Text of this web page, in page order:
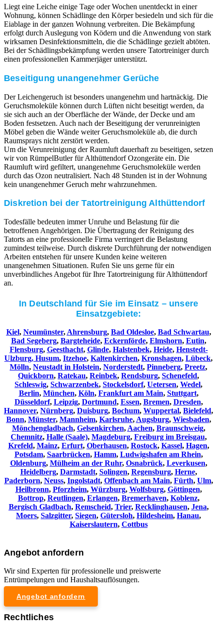
Liegt eine Leiche einige Tage oder Wochen unentdeckt in einer
Wohnung, können Schädlinge den Körper besiedeln und sich für die
Eiablage in der ganzen Wohnung verbreiten. Die Bekämpfung
erfolgt durch Auslegung von Ködern und die Anwendung von stark
wirksamen Desinfektionsmitteln, die die Schädlinge gezielt abtöten.
Bei der Schädlingsbekämpfung werden unsere Tatortreiniger durch
einen professionellen Kammerjäger unterstützt.
Beseitigung unangenehmer Gerüche
Der Leichengeruch ist besonders unangenehm und hartnäckig. Die
Geruchsmoleküle können durch Lüften nicht beseitigt werden, da
sie sich auch an der Oberfläche der Wände, der Decke und am
Boden festsetzen. Auch nach der Beseitigung der verunreinigten
Möbel geben die Wände weiter Geruchsmoleküle ab, die durch
Raumsprays nicht zerstört werden.
Um die Verunreinigung der Raumluft dauerhaft zu beseitigen, setzen
wir von RümpelButler für Althüttendorf Ozongeräte ein. Die
Raumluft wird gefiltert, unangenehme Geruchsmoleküle werden
durch das Ozon neutralisiert. Nach 48 Stunden ist in der Wohnung
kein unangenehmer Geruch mehr wahrzunehmen.
Diskretion bei der Tatortreinigung Althüttendorf
Todesfälle bedeuten immer Unruhe und Belastung für die
betroffenen Angehörigen. Die Übertragung der Reinigung des
Tatorts an eine professionelle Firma verringert die Belastung
zumindest teilweise. Durch diskrete Durchführung der notwendigen
Arbeiten entstehen für unsere Kunden keine weiteren
unangenehmen Situationen. Rufen Sie uns gerne für ein
unverbindliches Angebot für Ihre Tatortreinigung für Althüttendorf
an.
In Deutschland für Sie im Einsatz – unsere
Einsatzgebiete:
Kiel, Neumünster, Ahrensburg, Bad Oldesloe, Bad Schwartau,
Bad Segeberg, Bargteheide, Eckernförde, Elmshorn, Eutin,
Flensburg, Geesthacht, Glinde, Halstenbek, Heide, Henstedt-
Ulzburg, Husum, Itzehoe, Kaltenkirchen, Kronshagen, Lübeck,
Mölln, Neustadt in Holstein, Norderstedt, Pinneberg, Preetz,
Quickborn, Ratekau, Reinbek, Rendsburg, Schenefeld,
Schleswig, Schwarzenbek, Stockelsdorf, Uetersen, Wedel,
Berlin, München, Köln, Frankfurt am Main, Stuttgart,
Düsseldorf, Leipzig, Dortmund, Essen, Bremen, Dresden,
Hannover, Nürnberg, Duisburg, Bochum, Wuppertal, Bielefeld,
Bonn, Münster, Mannheim, Karlsruhe, Augsburg, Wiesbaden,
Mönchengladbach, Gelsenkirchen, Aachen, Braunschweig,
Chemnitz⁠, Halle (Saale), Magdeburg, Freiburg im Breisgau,
Krefeld, Mainz, Erfurt, Oberhausen, Rostock, Kassel, Hagen,
Potsdam, Saarbrücken, Hamm, Ludwigshafen am Rhein,
Oldenburg, Mülheim an der Ruhr, Osnabrück, Leverkusen,
Heidelberg, Darmstadt, Solingen, Regensburg, Herne,
Paderborn, Neuss, Ingolstadt, Offenbach am Main, Fürth, Ulm,
Heilbronn, Pforzheim, Würzburg, Wolfsburg, Göttingen,
Bottrop, Reutlingen, Erlangen, Bremerhaven, Koblenz,
Bergisch Gladbach, Remscheid, Trier, Recklinghausen, Jena,
Moers, Salzgitter, Siegen, Gütersloh, Hildesheim, Hanau,
Kaiserslautern, Cottbus
Angebot anfordern
Wir sind Experten für professionelle und preiswerte
Entrümpelungen und Haushaltsauflösungen.
Angebot anfordern
Rechtliches